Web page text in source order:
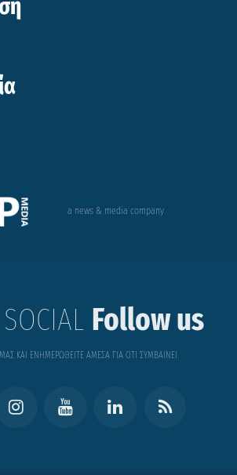
a news & media company
Follow us
ΚΑΙ ΕΝΗΜΕΡΩΘΕΙΤΕ ΑΜΕΣΑ ΓΙΑ ΟΤΙ ΣΥΜΒΑΙΝΕΙ